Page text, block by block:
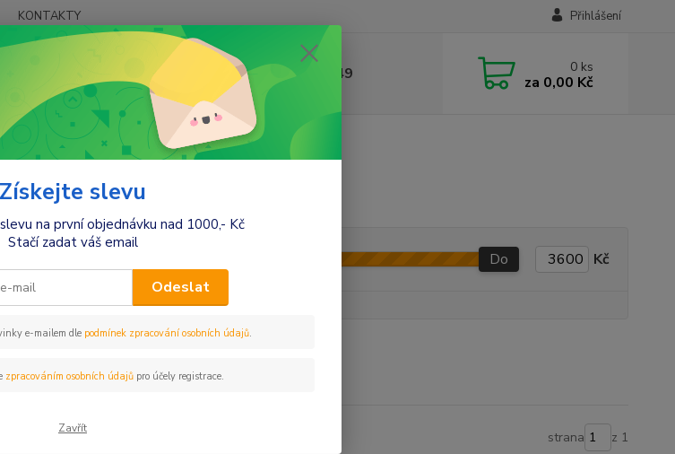
KONTAKTY Přihlášení
+420412384749 0 ks
za 0,00 Kč
na postýlku, hračky se zvukem
hračky se zvukem
Do Kč
strana z 1
Získejte slevu
na první objednávku nad 1000,- Kč
Stačí zadat váš email
Odeslat
e-mailem dle podmínek zpracování osobních údajů.
zpracováním osobních údajůpro účely registrace.
Zavřít